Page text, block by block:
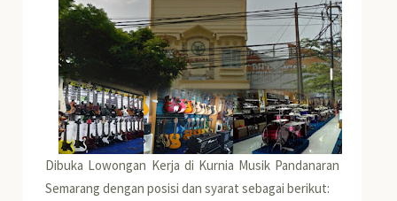
Dibuka Lowongan Kerja di Kurnia Musik Pandanaran
Semarang dengan posisi dan syarat sebagai berikut: